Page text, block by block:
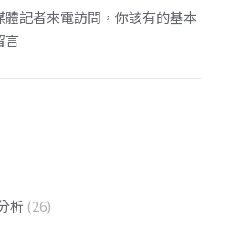
體記者來電訪問，你該有的基本
言
析 (26)